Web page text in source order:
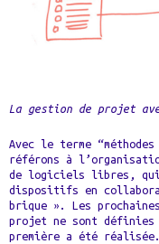
La gestion de projet
Avec le terme
référons à
de logiciels libres, qui
dispositifs en
brique ». Les
projet ne sont définies
première a été